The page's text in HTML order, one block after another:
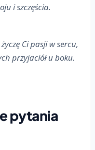
i szczęścia.
Ci pasji w sercu,
przyjaciół u boku.
pytania